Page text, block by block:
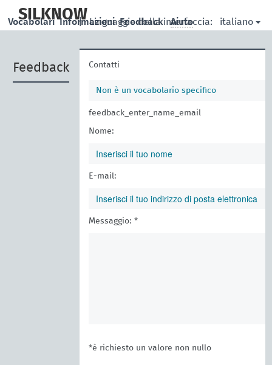
main
SILKNOW
| Linguaggio della interfaccia: italiano
Vocabolari Informazioni Feedback Aiuto
Feedback Contatti
Non è un vocabolario specifico
feedback_enter_name_email
Nome:
E-mail:
Messaggio: *
*è richiesto un valore non nullo